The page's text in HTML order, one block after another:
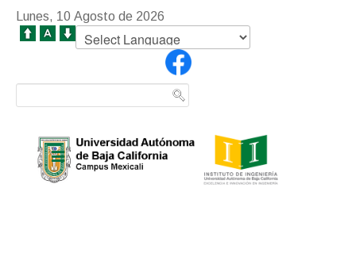
Lunes, 10 Agosto de 2026